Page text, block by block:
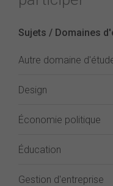
Sujets / Domaines
Autre domaine
Design
Économie politique
Éducation
Gestion d'entreprise